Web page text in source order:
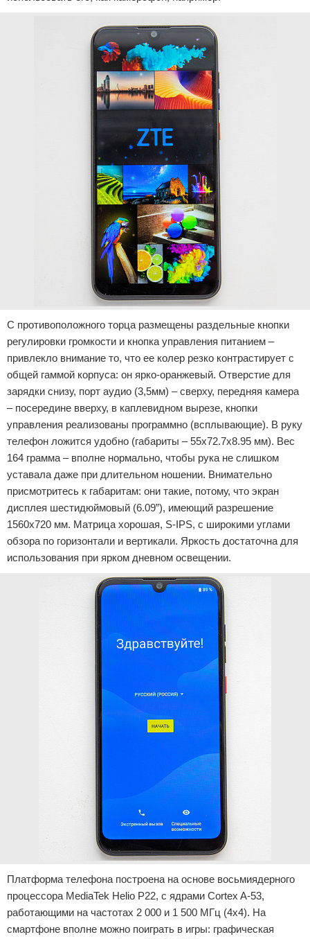
С противоположного торца размещены раздельные кнопки
регулировки громкости и кнопка управления питанием –
привлекло внимание то, что ее колер резко контрастирует с
общей гаммой корпуса: он ярко-оранжевый. Отверстие для
зарядки снизу, порт аудио (3,5мм) – сверху, передняя камера
– посередине вверху, в каплевидном вырезе, кнопки
управления реализованы программно (всплывающие). В руку
телефон ложится удобно (габариты – 55x72.7x8.95 мм). Вес
164 грамма – вполне нормально, чтобы рука не слишком
уставала даже при длительном ношении. Внимательно
присмотритесь к габаритам: они такие, потому, что экран
дисплея шестидюймовый (6.09”), имеющий разрешение
1560х720 мм. Матрица хорошая, S-IPS, с широкими углами
обзора по горизонтали и вертикали. Яркость достаточна для
использования при ярком дневном освещении.
Платформа телефона построена на основе восьмиядерного
процессора MediaTek Helio P22, с ядрами Cortex A-53,
работающими на частотах 2 000 и 1 500 МГц (4х4). На
смартфоне вполне можно поиграть в игры: графическая